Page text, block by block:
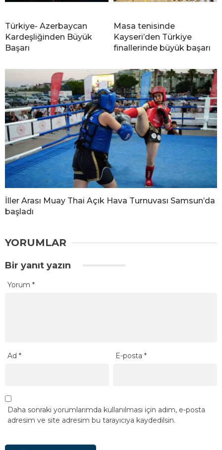
Türkiye- Azerbaycan
Kardeşliğinden Büyük
Başarı
Masa tenisinde
Kayseri’den Türkiye
finallerinde büyük başarı
İller Arası Muay Thai Açık Hava Turnuvası Samsun’da
başladı
YORUMLAR
Bir yanıt yazın
Yorum *
Ad * E-posta*
Daha sonraki yorumlarımda kullanılması için adım, e-posta
adresim ve site adresim bu tarayıcıya kaydedilsin.